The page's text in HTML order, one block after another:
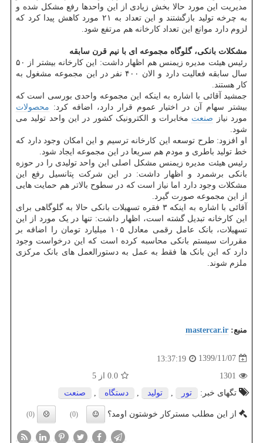
مدیریت این مورد حالا بخش زیادی از این واحدها رفع مشکل شده و
به چرخه تولید بازگشتند و این تعداد به ۲۱ مورد کاهش پیدا کرد که
لزوم دارد موانع این تعداد کارخانه هم مرتفع شود.
مشکلات بانکی، گلوگاه مجموعه ای با نیم قرن سابقه
رئیس هیئت مدیره زیمنس هم اظهار داشت: این کارخانه بیشتر از ۵۰
سال سابقه فعالیت دارد و الان ۴۰۰ نفر در این مجموعه مشغول به
کار هستند.
جمشید آقائی با اشاره به اینکه این مجموعه واحدی بورسی است که
بیشتر سهام آن در اختیار عموم قرار دارد، اضافه کرد: محصولات
مورد نیاز صنعت مخابرات و الکترونیک کشور در این واحد تولید می
شود.
او افزود: طرح توسعه این کارخانه ترسیم و این امکان وجود دارد که
خط تولید باطری و مودم هم سریعا در این مجموعه ایجاد شود.
رئیس هیئت مدیره زیمنس مشکل اصلی این واحد تولیدی را در حوزه
بانکی برشمرد و اظهار داشت: در این شرکت پتانسیل رفع این
مشکلات وجود دارد اما نیاز است که در سطوح بالاتر هم حمایت هایی
از این مجموعه صورت گیرد.
آقائی با اشاره به اینکه ۳ فقره تسهیلات بانکی حالا به گلوگاهی برای
این کارخانه تبدیل گشته است، اظهار داشت: تنها در یک مورد از این
تسهیلات، بانک عامل رقمی معادل ۱۰۵ میلیارد تومان را اضافه بر
مقررات سیستم بانکی محاسبه کرده است که این درخواست وجود
دارد که این بانک ها فقط به عمل به دستورالعمل های بانک مرکزی
ملزم شوند.
منبع: mastercar.ir
1399/11/07
13:37:19
1301
0.0 از 5
تگهای خبر:
تور تولید دستگاه صنعت
از این مطلب مسترکار خوشتون اومد؟ (0)
(0)